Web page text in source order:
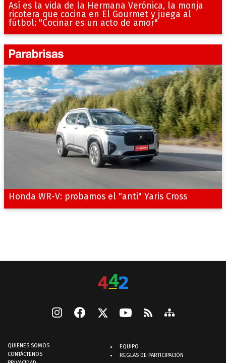
Así es la vida de la Hermana Verónica, la monja
ricotera que cocina en El Gourmet y juega al
fútbol: "Cocinar es un acto de amor"
Honda WR-V: probamos el "anti" Yaris Cross
QUIENES SOMOS
CONTÁCTENOS
EQUIPO
REGLAS DE PARTICIPACIÓN